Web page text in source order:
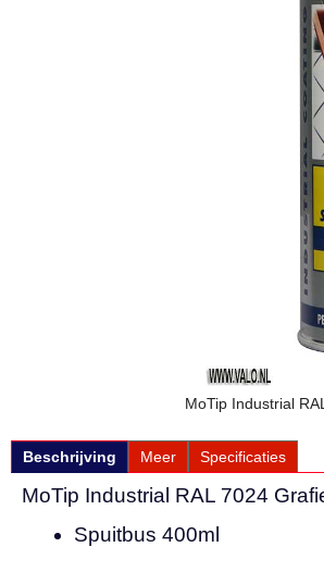
MoTip Industrial
Beschrijving Meer Specificaties
MoTip Industrial RAL 7024
Spuitbus 400ml